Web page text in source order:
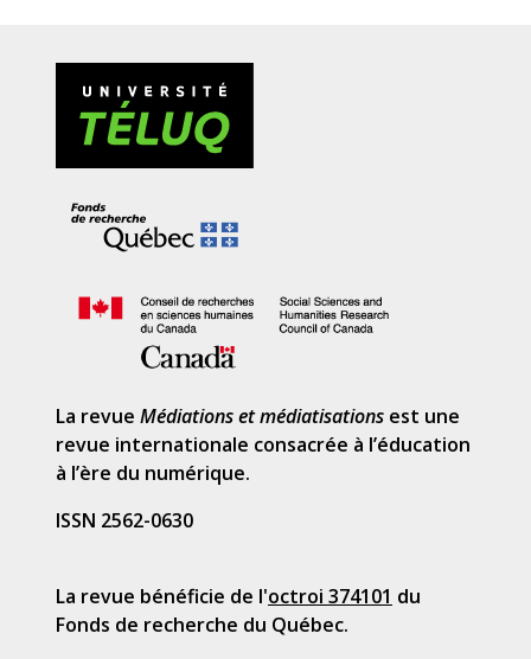
La revue Médiations et médiatisations est une
revue internationale consacrée à l’éducation
à l’ère du numérique.
ISSN 2562-0630
La revue bénéficie de l'octroi 374101 du
Fonds de recherche du Québec.